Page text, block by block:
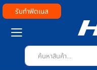
รับทำฟิตเนส